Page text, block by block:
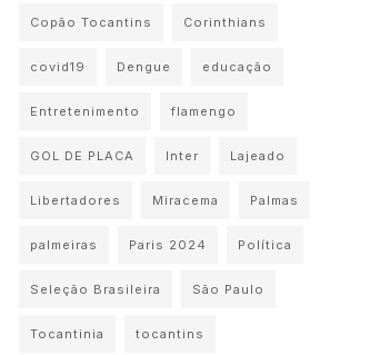
Copão Tocantins Corinthians
covid19 Dengue educação
Entretenimento flamengo
GOL DE PLACA Inter Lajeado
Libertadores Miracema Palmas
palmeiras Paris 2024 Política
Seleção Brasileira São Paulo
Tocantinia tocantins